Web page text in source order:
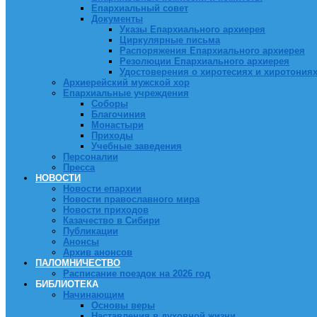
Епархиальный совет
Документы
Указы Епархиального архиерея
Циркулярные письма
Распоряжения Епархиального архиерея
Резолюции Епархиального архиерея
Удостоверения о хиротесиях и хиротониях
Архиерейский мужской хор
Епархиальные учреждения
Соборы
Благочиния
Монастыри
Приходы
Учебные заведения
Персоналии
Пресса
НОВОСТИ
Новости епархии
Новости православного мира
Новости приходов
Казачество в Сибири
Публикации
Анонсы
Архив анонсов
ПАЛОМНИЧЕСТВО
Расписание поездок на 2026 год
БИБЛИОТЕКА
Начинающим
Основы веры